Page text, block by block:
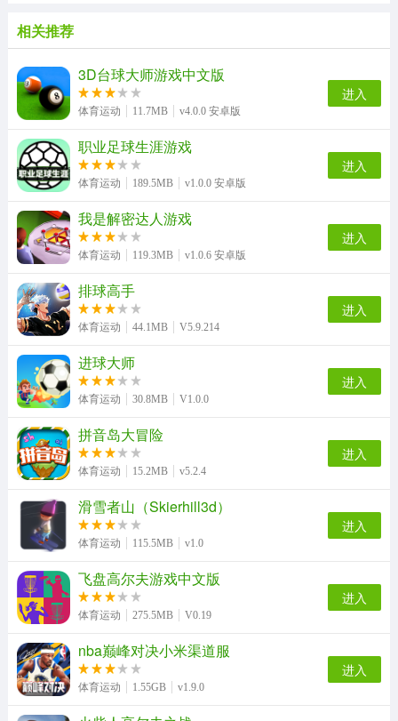
相关推荐
3D台球大师游戏中文版
体育运动 11.7MB v4.0.0 安卓版
进入
职业足球生涯游戏
体育运动 189.5MB v1.0.0 安卓版
进入
我是解密达人游戏
体育运动 119.3MB v1.0.6 安卓版
进入
排球高手
体育运动 44.1MB V5.9.214
进入
进球大师
体育运动 30.8MB V1.0.0
进入
拼音岛大冒险
体育运动 15.2MB v5.2.4
进入
滑雪者山（Skierhill3d）
体育运动 115.5MB v1.0
进入
飞盘高尔夫游戏中文版
体育运动 275.5MB V0.19
进入
nba巅峰对决小米渠道服
体育运动 1.55GB v1.9.0
进入